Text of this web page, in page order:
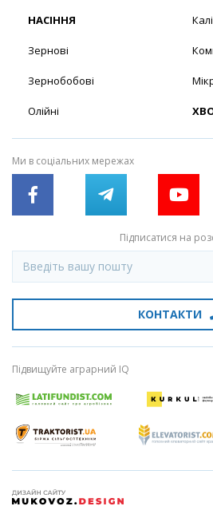
НАСІННЯ
Зернові
Зернобобові
Олійні
Ми в соціальних мережах
Підписатися на
КОНТАКТИ
Підвищуйте аграрний IQ